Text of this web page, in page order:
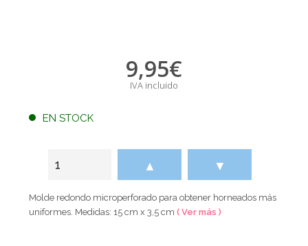
9,95€
IVA incluido
EN STOCK
▲ ▼
Molde redondo microperforado para obtener horneados más
uniformes. Medidas: 15 cm x 3,5 cm( Ver más )